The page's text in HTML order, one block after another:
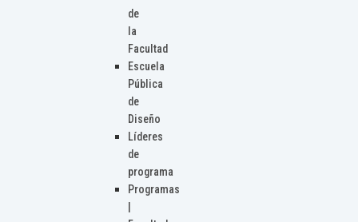
de
la
Facultad
Escuela
Pública
de
Diseño
Líderes
de
programa
Programas